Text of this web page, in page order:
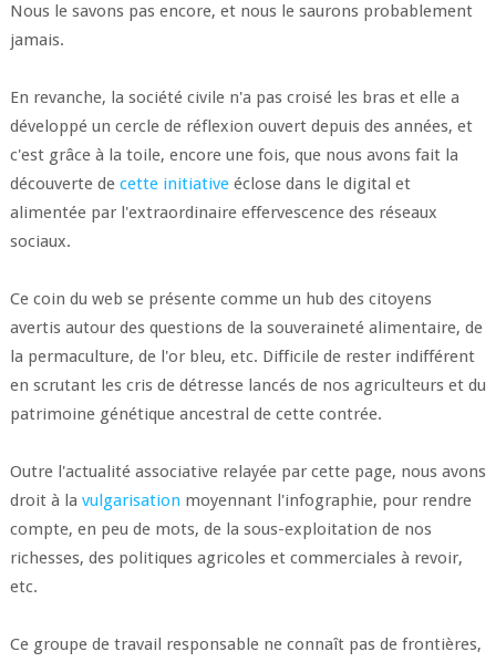
Nous le savons pas encore, et nous le saurons probablement
jamais.
En revanche, la société civile n'a pas croisé les bras et elle a
développé un cercle de réflexion ouvert depuis des années, et
c'est grâce à la toile, encore une fois, que nous avons fait la
découverte de cette initiativeéclose dans le digital et
alimentée par l'extraordinaire effervescence des réseaux
sociaux.
Ce coin du web se présente comme un hub des citoyens
avertis autour des questions de la souveraineté alimentaire, de
la permaculture, de l'or bleu, etc. Difficile de rester indifférent
en scrutant les cris de détresse lancés de nos agriculteurs et du
patrimoine génétique ancestral de cette contrée.
Outre l'actualité associative relayée par cette page, nous avons
droit à la vulgarisation moyennant l'infographie, pour rendre
compte, en peu de mots, de la sous-exploitation de nos
richesses, des politiques agricoles et commerciales à revoir,
etc.
Ce groupe de travail responsable ne connaît pas de frontières,